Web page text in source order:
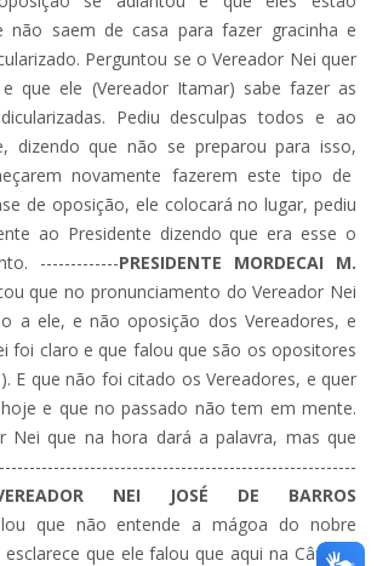
não saem de casa para fazer gracinha e
Perguntou se o Vereador Nei quer
e que ele (Vereador Itamar) sabe fazer as
Pediu desculpas todos e ao
dizendo que não se preparou para isso,
novamente fazerem este tipo de
de oposição, ele colocará no lugar, pediu
ao Presidente dizendo que era esse o
-------------PRESIDENTE MORDECAI M.
que no pronunciamento do Vereador Nei
a ele, e não oposição dos Vereadores, e
foi claro e que falou que são os opositores
E que não foi citado os Vereadores, e quer
e que no passado não tem em mente.
Nei que na hora dará a palavra, mas que
NEI JOSÉ DE BARROS
que não entende a mágoa do nobre
que ele falou que aqui na Câmara